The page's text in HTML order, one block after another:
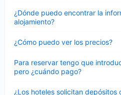
¿Dónde puedo encontrar la
alojamiento?
cerrado
¿Cómo puedo ver los precios?
cerrado
Para reservar tengo que
pero ¿cuándo pago?
cerrado
¿Los hoteles solicitan